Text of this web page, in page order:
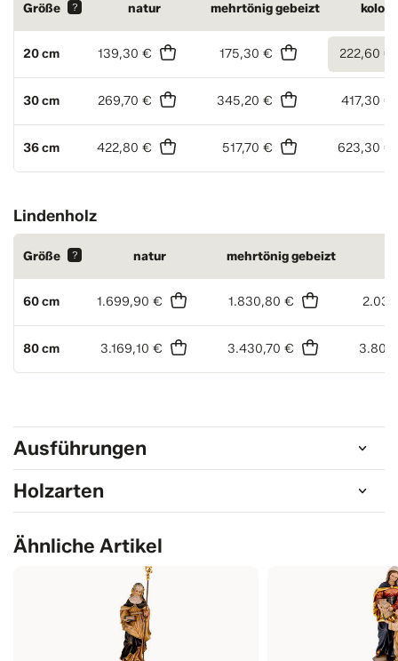
Größe ? natur mehrtönig gebeizt
20 cm 139,30 € 175,30 € 222,60 €
30 cm 269,70 € 345,20 € 417,30 €
36 cm 422,80 € 517,70 € 623,30 €
Lindenholz
Größe ? natur mehrtönig gebeizt
60 cm 1.699,90 € 1.830,80 €
80 cm 3.169,10 € 3.430,70 €
Ausführungen
Holzarten
Ähnliche Artikel